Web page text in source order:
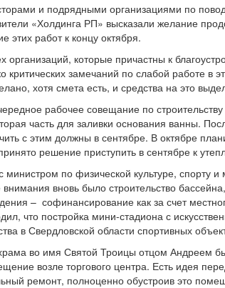
и подрядными организациями по
«Холдинга РП» высказали желание
этих работ к концу октября.
организаций, которые причастны к
критических замечаний по слабой работе в
хотя смета есть, и средства на это
рабочее совещание по
часть для заливки основания ванны.
с этим должны в сентябре. В октябре
решение приступить в сентябре к
министром по физической культуре, спорту
вновь было строительство
– софинансирование как за счет
что постройка мини-стадиона с
в Свердловской области спортивных
во имя Святой Троицы отцом Андреем
возле торгового центра. Есть идея
ремонт, полноценно обустроив это